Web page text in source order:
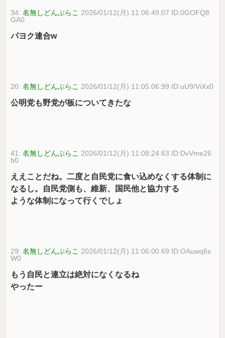
34:名無しどんぶらこ 2026/01/12(月) 11:06:49.07 ID:0GOFQ8
GA0
パヨク連合w
20:名無しどんぶらこ 2026/01/12(月) 11:05:06.99 ID:uU9/ViXx0
公明党も野党が板についてきたな
41:名無しどんぶらこ 2026/01/12(月) 11:08:24.63 ID:DvVme26
b0
ええことだね。二度と自民党に食い込めなくする体制に
なるし。自民党側も、維新、国民他と協力する
ような体制になって行くでしょ
29:名無しどんぶらこ 2026/01/12(月) 11:06:00.69 ID:OAuwq6s
W0
もう自民と連立は絶対になくなるね
やったー